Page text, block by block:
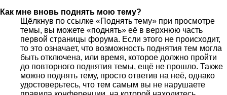
Как мне вновь поднять мою тему?
Щёлкнув по ссылке «Поднять тему» при просмотре
темы, вы можете «поднять» её в верхнюю часть
первой страницы форума. Если этого не происходит,
то это означает, что возможность поднятия тем могла
быть отключена, или время, которое должно пройти
до повторного поднятия темы, ещё не прошло. Также
можно поднять тему, просто ответив на неё, однако
удостоверьтесь, что тем самым вы не нарушаете